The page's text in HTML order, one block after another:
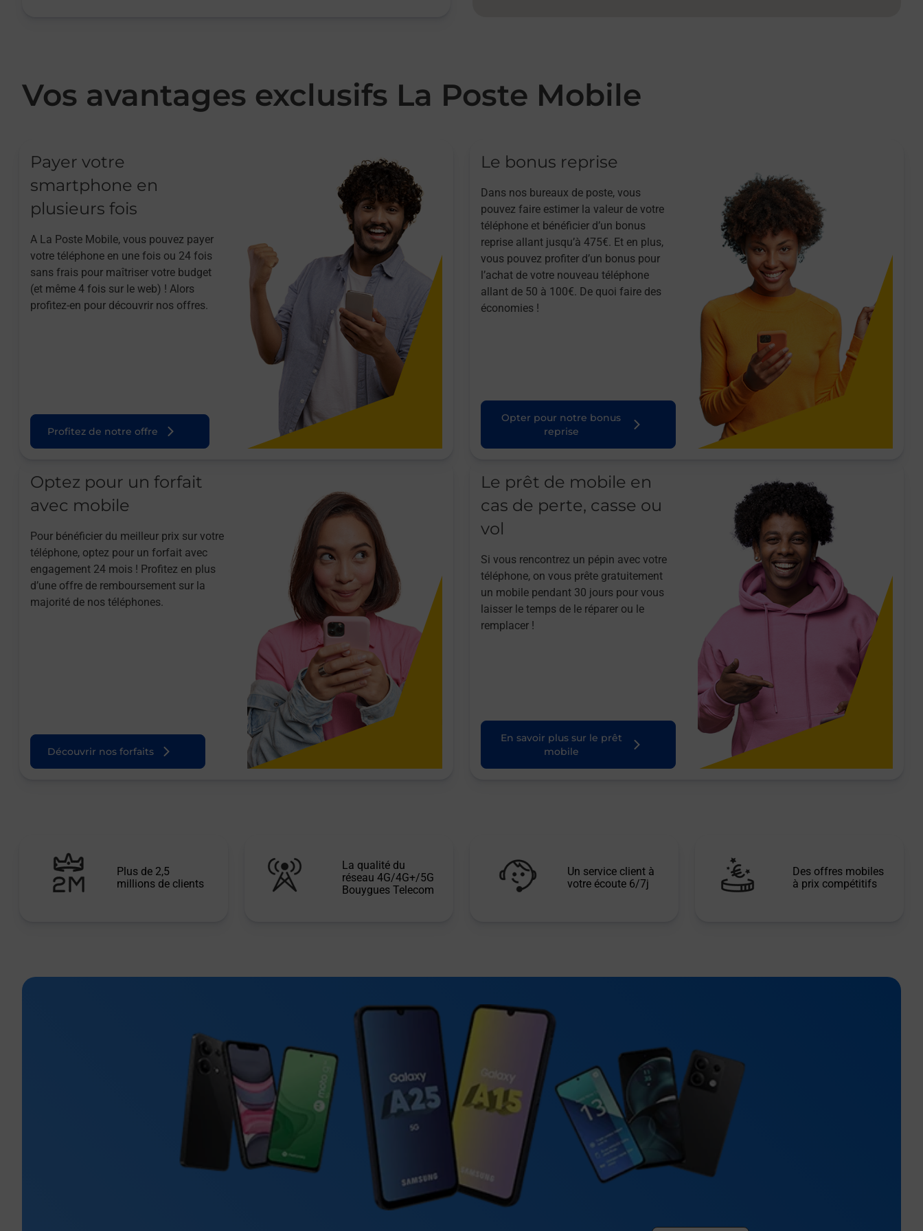
Vos avantages exclusifs La Poste Mobile
Payer votre
smartphone en
plusieurs fois
A La Poste Mobile, vous pouvez payer
votre téléphone en une fois ou 24 fois
sans frais pour maîtriser votre budget
(et même 4 fois sur le web) ! Alors
profitez-en pour découvrir nos offres.
Profitez de notre offre
Le bonus reprise
Dans nos bureaux de poste, vous
pouvez faire estimer la valeur de votre
téléphone et bénéficier d’un bonus
reprise allant jusqu’à 475€. Et en plus,
vous pouvez profiter d’un bonus pour
l’achat de votre nouveau téléphone
allant de 50 à 100€. De quoi faire des
économies !
Opter pour notre bonus
reprise
Optez pour un forfait
avec mobile
Pour bénéficier du meilleur prix sur votre
téléphone, optez pour un forfait avec
engagement 24 mois ! Profitez en plus
d’une offre de remboursement sur la
majorité de nos téléphones.
Découvrir nos forfaits
Le prêt de mobile en
cas de perte, casse ou
vol
Si vous rencontrez un pépin avec votre
téléphone, on vous prête gratuitement
un mobile pendant 30 jours pour vous
laisser le temps de le réparer ou le
remplacer !
En savoir plus sur le prêt
mobile
Plus de 2,5
millions de clients
La qualité du
réseau 4G/4G+/5G
Bouygues Telecom
Un service client à
votre écoute 6/7j
Des offres mobiles
à prix compétitifs